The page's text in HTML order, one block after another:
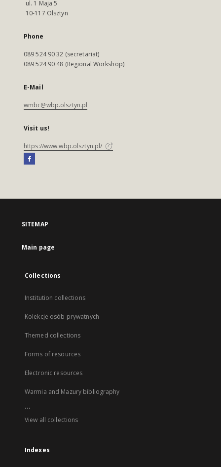
ul. 1 Maja 5
10-117 Olsztyn
Phone
089 524 90 32 (secretariat)
089 524 90 48 (Regional Workshop)
E-Mail
wmbc@wbp.olsztyn.pl
Visit us!
https://www.wbp.olsztyn.pl/
SITEMAP
Main page
Collections
Institution collections
Kolekcje osób prywatnych
Themed collections
Forms of resources
Electronic resources
Warmia and Mazury bibliography
...
View all collections
Indexes